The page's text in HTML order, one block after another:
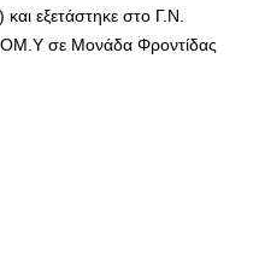
εξετάστηκε στο Γ.Ν.
σε Μονάδα Φροντίδας